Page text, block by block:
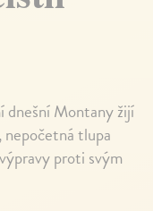
dnešní Montany žijí
tlupa
proti svým